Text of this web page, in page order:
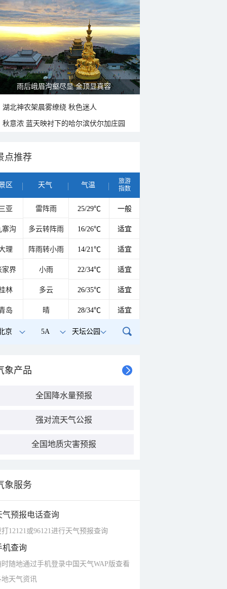
雨后峨眉沟壑尽显 金顶显真容
湖北神农架晨雾缭绕 秋色迷人
秋意浓 蓝天映衬下的哈尔滨伏尔加庄园
点推荐
区 天气 气温
旅游
指数
亚 雷阵雨 25/29℃ 一般
寨沟 多云转阵雨 16/26℃ 适宜
理 阵雨转小雨 14/21℃ 适宜
家界 小雨 22/34℃ 适宜
林 多云 26/35℃ 适宜
岛 晴 28/34℃ 适宜
京 5A 天坛公园
象产品
全国降水量预报
强对流天气公报
全国地质灾害预报
象服务
气预报电话查询
打12121或96121进行天气预报查询
机查询
时随地通过手机登录中国天气WAP版查看
地天气资讯